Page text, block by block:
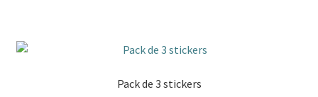
Pack de 3 stickers